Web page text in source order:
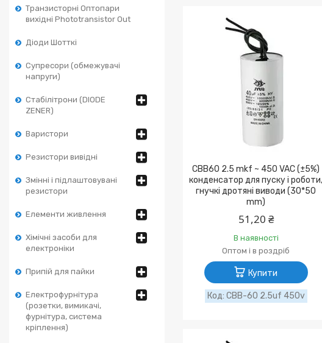
Транзисторні Оптопари
вихідні Phototransistor Out
Діоди Шотткі
Супресори (обмежувачі
напруги)
Стабілітрони (DIODE
ZENER)
Варистори
Резистори вивідні
Змінні і підлаштовувані
резистори
Елементи живлення
Хімічні засоби для
електроніки
Припій для пайки
Електрофурнітура
(розетки, вимикачі,
фурнітура, система
кріплення)
CBB60 2.5 mkf ~ 450 VAC (±5%)
конденсатор для пуску і роботи,
гнучкі дротяні виводи (30*50
mm)
51,20 ₴
В наявності
Оптом і в роздріб
Купити
CBB-60 2.5uf 450v